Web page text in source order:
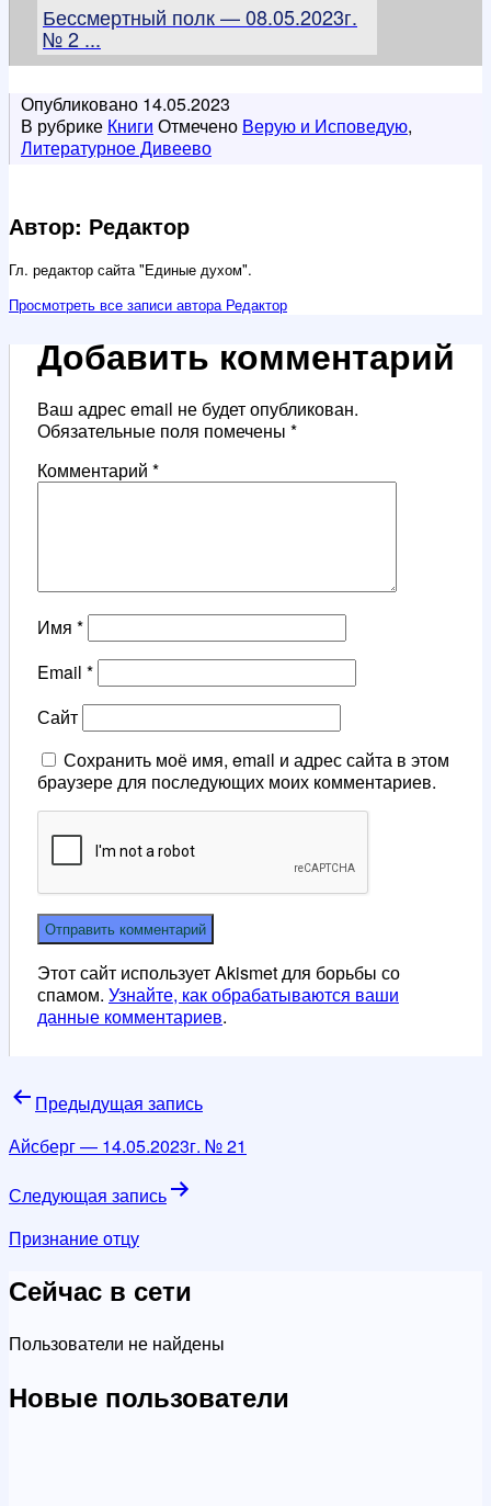
Бессмертный полк — 08.05.2023г.
№ 2 ...
Опубликовано 14.05.2023
В рубрике Книги Отмечено Верую и Исповедую,
Литературное Дивеево
Автор: Редактор
Гл. редактор сайта "Единые духом".
Просмотреть все записи автора Редактор
Добавить комментарий
Ваш адрес email не будет опубликован.
Обязательные поля помечены *
Комментарий *
Имя *
Email *
Сайт
Сохранить моё имя, email и адрес сайта в этом
браузере для последующих моих комментариев.
Этот сайт использует Akismet для борьбы со
спамом. Узнайте, как обрабатываются ваши
данные комментариев.
Навигация
по
Предыдущая запись
Айсберг — 14.05.2023г. № 21
Следующая запись
Признание отцу
Сейчас в сети
Пользователи не найдены
Новые пользователи